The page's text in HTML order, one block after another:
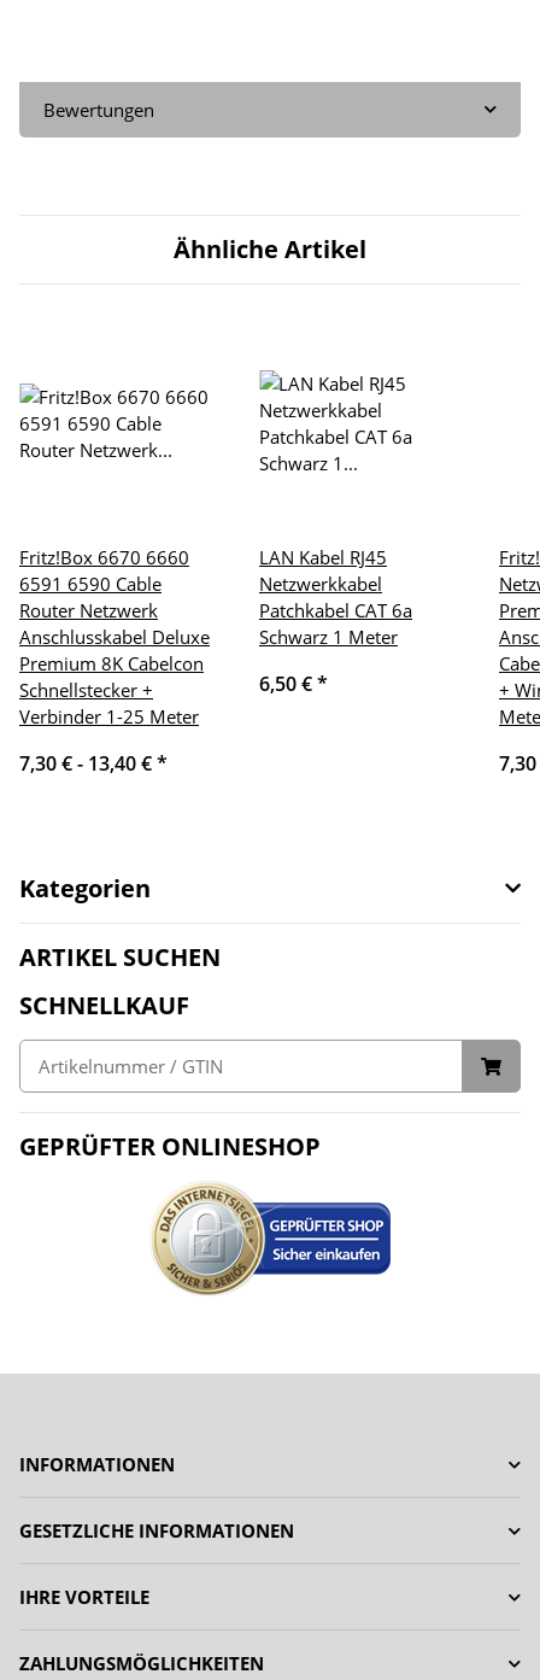
Bewertungen
Ähnliche Artikel
Fritz!Box 6670 6660
6591 6590 Cable
Router Netzwerk
Anschlusskabel Deluxe
Premium 8K Cabelcon
Schnellstecker +
Verbinder 1-25 Meter
7,30 € - 13,40 €*
LAN Kabel RJ45
Netzwerkkabel
Patchkabel CAT 6a
Schwarz 1 Meter
6,50 €*
+
Kategorien
ARTIKEL SUCHEN
SCHNELLKAUF
GEPRÜFTER ONLINESHOP
INFORMATIONEN
GESETZLICHE INFORMATIONEN
IHRE VORTEILE
ZAHLUNGSMÖGLICHKEITEN